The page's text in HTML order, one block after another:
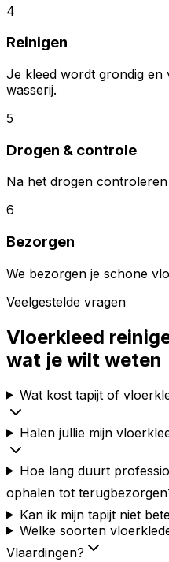
4
Reinigen
Je kleed wordt grondig en
wasserij.
5
Drogen & controle
Na het drogen
6
Bezorgen
We bezorgen je schone
Veelgestelde vragen
Vloerkleed
wat je wilt weten
Wat kost tapijt of
Halen jullie mijn
Hoe lang duurt
ophalen tot
Kan ik mijn tapijt niet
Welke soorten
Vlaardingen?